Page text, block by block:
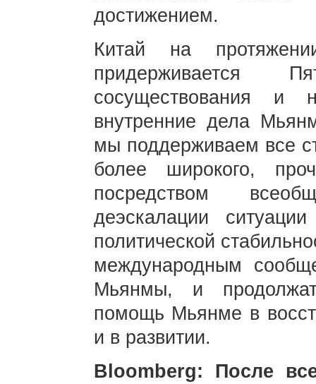
достижением.
Китай на
придерживается
сосуществования и
внутренние дела
мы поддерживаем все
более широкого,
посредством
деэскалации
политической
международным
Мьянмы, и
помощь Мьянме в
и в развитии.
Bloomberg: После